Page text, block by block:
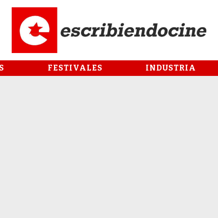
FESTIVALES INDUSTRIA